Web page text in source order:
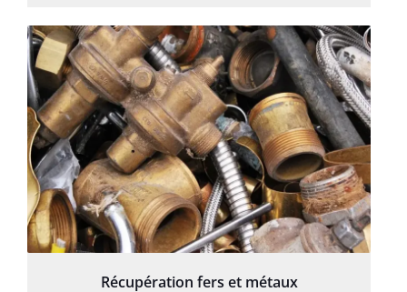
Récupération fers et métaux